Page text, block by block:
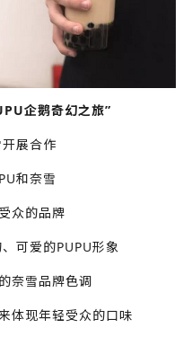
企鹅奇幻之旅”
展合作
和奈雪
众的品牌
可爱的PUPU形象
奈雪品牌色调
体现年轻受众的口味